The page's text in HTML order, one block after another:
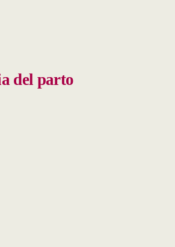
del parto